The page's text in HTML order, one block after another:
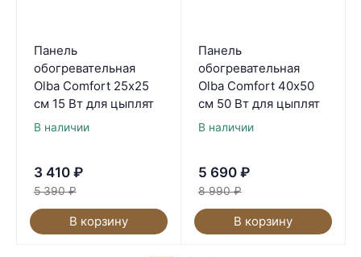
Панель
обогревательная
Olba Comfort 25х25
см 15 Вт для цыплят
В наличии
3 410 ₽
5 390 ₽
В корзину
Панель
обогревательная
Olba Comfort 40х50
см 50 Вт для цыплят
В наличии
5 690 ₽
8 990 ₽
В корзину